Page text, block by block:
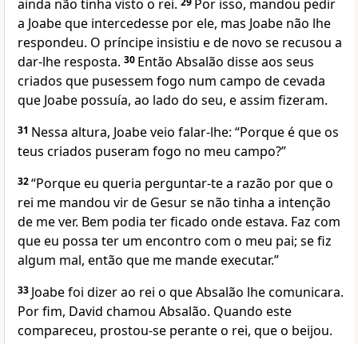
ainda não tinha visto o rei.
Por isso, mandou pedir
a Joabe que intercedesse por ele, mas Joabe não lhe
respondeu. O príncipe insistiu e de novo se recusou a
dar-lhe resposta. 30 Então Absalão disse aos seus
criados que pusessem fogo num campo de cevada
que Joabe possuía, ao lado do seu, e assim fizeram.
31 Nessa altura, Joabe veio falar-lhe: “Porque é que os
teus criados puseram fogo no meu campo?”
32“Porque eu queria perguntar-te a razão por que o
rei me mandou vir de Gesur se não tinha a intenção
de me ver. Bem podia ter ficado onde estava. Faz com
que eu possa ter um encontro com o meu pai; se fiz
algum mal, então que me mande executar.”
33 Joabe foi dizer ao rei o que Absalão lhe comunicara.
Por fim, David chamou Absalão. Quando este
compareceu, prostou-se perante o rei, que o beijou.